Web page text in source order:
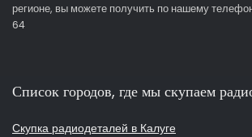
регионе, вы можете получить по нашему
64
Список городов, где мы скупаем
Скупка радиодеталей в Калуге